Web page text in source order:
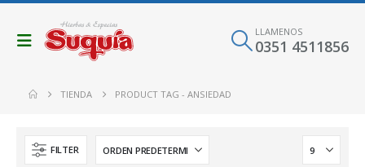
LLAMENOS
0351 4511856
TIENDA PRODUCT TAG -ANSIEDAD
FILTER